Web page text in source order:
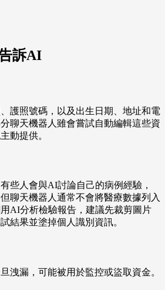
訴AI
護照號碼，以及出生日期、地址和電
聊天機器人雖會嘗試自動編輯這些資
動提供。
些人會與AI討論自己的病例經驗，
聊天機器人通常不會將醫療數據列入
AI分析檢驗報告，建議先裁剪圖片
結果並塗掉個人識別資訊。
洩漏，可能被用於監控或盜取資金。